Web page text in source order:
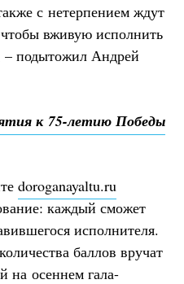
с нетерпением ждут
вживую исполнить
– подытожил Андрей
к 75-летию Победы
doroganayaltu.ru
каждый сможет
исполнителя.
баллов вручат
на осеннем гала-